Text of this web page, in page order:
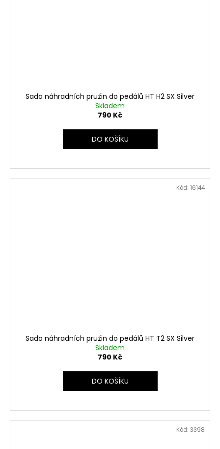
Sada náhradních pružin do pedálů HT H2 SX Silver
Skladem
790 Kč
DO KOŠÍKU
Sada náhradních pružin do pedálů HT T2 SX Silver
Skladem
790 Kč
DO KOŠÍKU
Kód: 16144
Kód: 3398